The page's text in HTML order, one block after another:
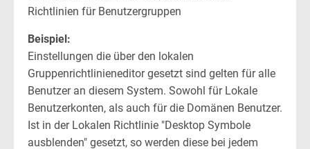
Richtlinien für Benutzergruppen
Beispiel:
Einstellungen die über den lokalen
Gruppenrichtlinieneditor gesetzt sind gelten für alle
Benutzer an diesem System. Sowohl für Lokale
Benutzerkonten, als auch für die Domänen Benutzer.
Ist in der Lokalen Richtlinie "Desktop Symbole
ausblenden" gesetzt, so werden diese bei jedem